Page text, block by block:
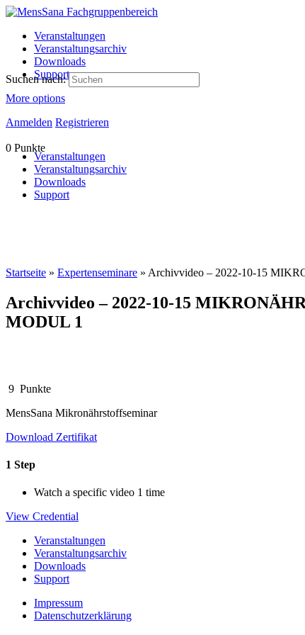
Veranstaltungen
Veranstaltungsarchiv
Downloads
Support
More options
Anmelden Registrieren
0 Punkte
Suchen nach:
Veranstaltungen
Veranstaltungsarchiv
Downloads
Support
Startseite » Expertenseminare » Archivvideo – 2022-10-15
Archivvideo – 2022-10-15
MODUL 1
9 Punkte
MensSana Mikronährstoffseminar
Download Zertifikat
1 Step
Watch a specific video 1 time
View Credential
Veranstaltungen
Veranstaltungsarchiv
Downloads
Support
Impressum
Datenschutzerklärung